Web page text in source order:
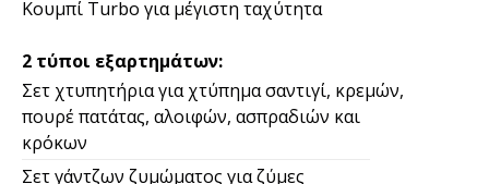
Κουμπί Turbo για μέγιστη ταχύτητα
2 τύποι εξαρτημάτων:
Σετ χτυπητήρια για χτύπημα σαντιγί, κρεμών,
πουρέ πατάτας, αλοιφών, ασπραδιών και
κρόκων
Σετ γάντζων ζυμώματος για ζύμες